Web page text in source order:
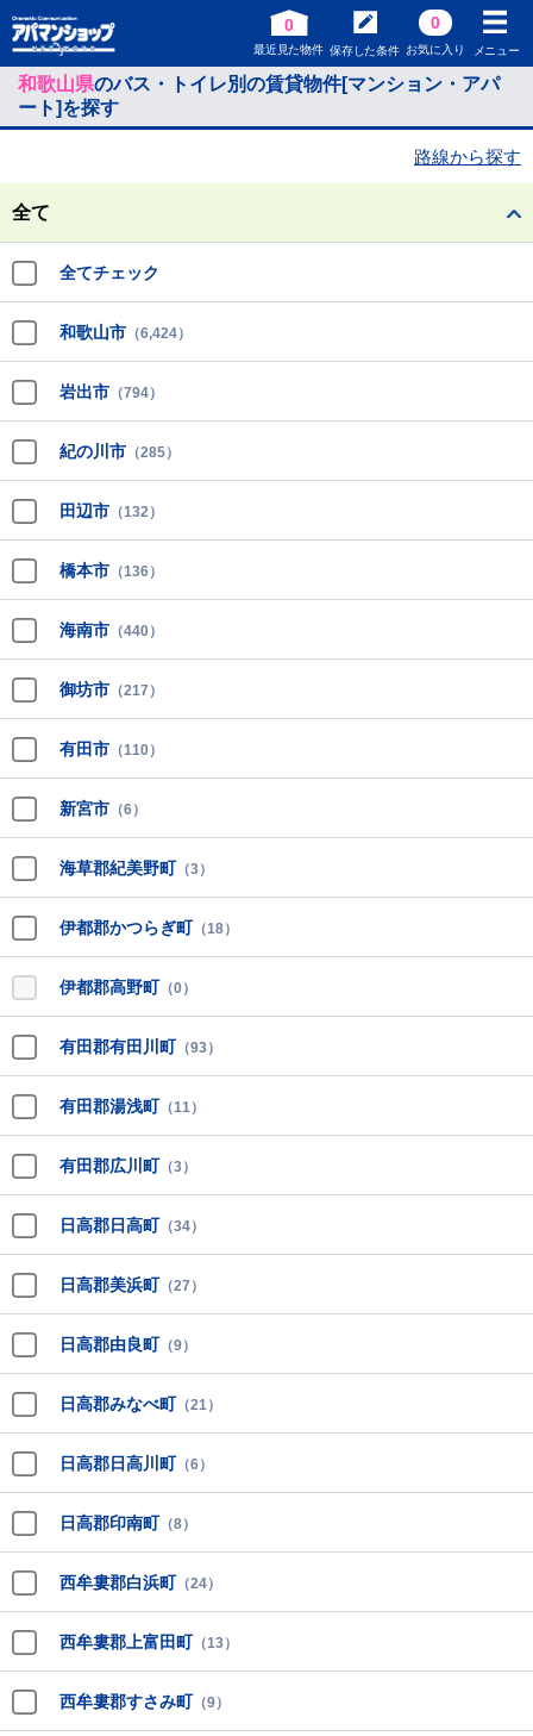
0
最近見た物件 保存した条件
0
お気に入り メニュー
和歌山県のバス・トイレ別の賃貸物件[マンション・アパ
ート]を探す
路線から探す
全て
全てチェック
和歌山市 （6,424）
岩出市 （794）
紀の川市 （285）
田辺市 （132）
橋本市 （136）
海南市 （440）
御坊市 （217）
有田市 （110）
新宮市 （6）
海草郡紀美野町 （3）
伊都郡かつらぎ町 （18）
伊都郡高野町 （0）
有田郡有田川町 （93）
有田郡湯浅町 （11）
有田郡広川町 （3）
日高郡日高町 （34）
日高郡美浜町 （27）
日高郡由良町 （9）
日高郡みなべ町 （21）
日高郡日高川町 （6）
日高郡印南町 （8）
西牟婁郡白浜町 （24）
西牟婁郡上富田町 （13）
西牟婁郡すさみ町 （9）